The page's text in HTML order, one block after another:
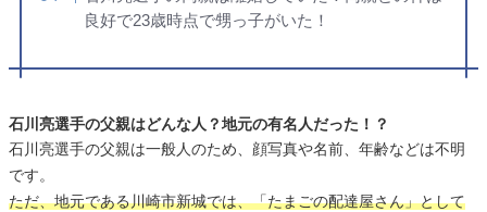
良好で23歳時点で甥っ子がいた！
石川亮選手の父親はどんな人？地元の有名人だった！？
石川亮選手の父親は一般人のため、顔写真や名前、年齢などは不明
です。
ただ、地元である川崎市新城では、「たまごの配達屋さん」として